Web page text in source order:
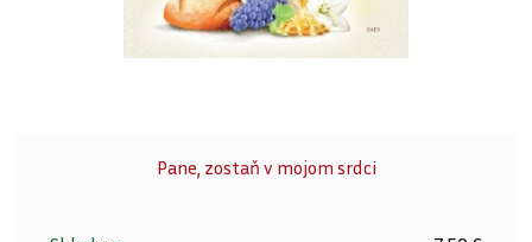
Pane, zostaň v mojom srdci